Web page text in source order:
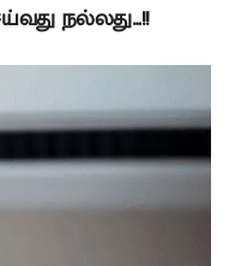
நல்லது…!!